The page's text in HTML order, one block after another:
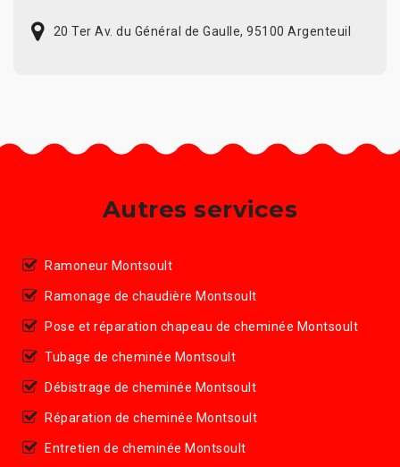
20 Ter Av. du Général de Gaulle, 95100 Argenteuil
Autres services
Ramoneur Montsoult
Ramonage de chaudière Montsoult
Pose et réparation chapeau de cheminée Montsoult
Tubage de cheminée Montsoult
Débistrage de cheminée Montsoult
Réparation de cheminée Montsoult
Entretien de cheminée Montsoult